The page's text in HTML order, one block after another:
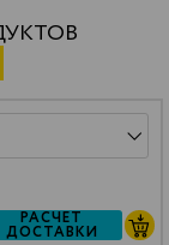
РАСЧЕТ
ДОСТАВКИ